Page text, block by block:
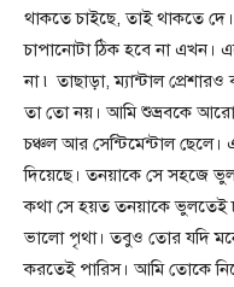
থাকতে চাইছে, তাই থাকতে
চাপানোটা ঠিক হবে না এখন।
না ৷ তাছাড়া, ম্যান্টাল
তা তো নয়। আমি শুভ্রবকে
চঞ্চল আর সেন্টিমেন্টাল ছেলে।
দিয়েছে। তনয়াকে সে সহজে
কথা সে হয়ত তনয়াকে ভুলতেই
ভালো পৃথা। তবুও তোর যদি
করতেই পারিস। আমি তোকে